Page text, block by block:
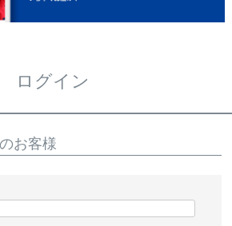
ログイン
お客様